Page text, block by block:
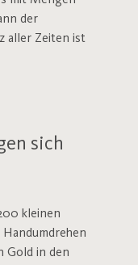
der
aller Zeiten ist
sich
kleinen
Handumdrehen
Gold in den